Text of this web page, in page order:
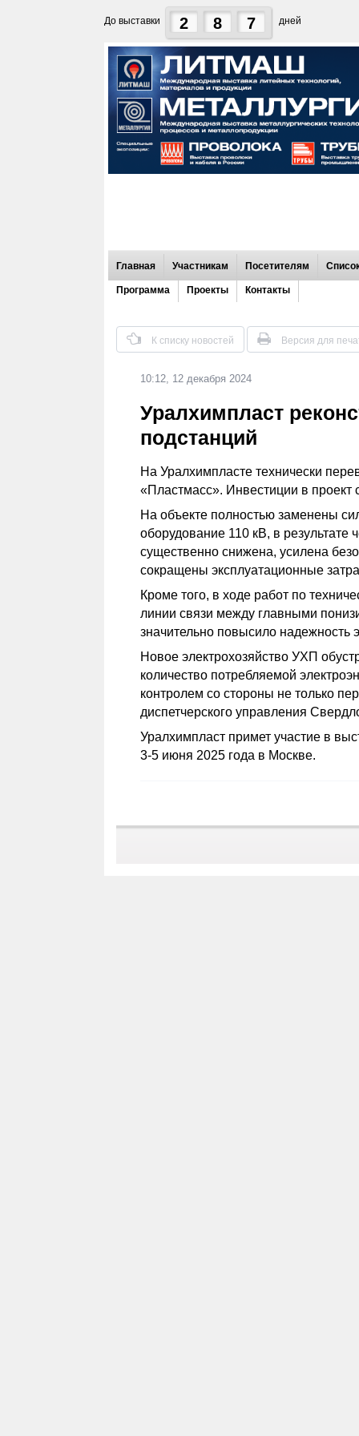
До выставки 2 8 7 дней
Главная Участникам Посетителям
Программа Проекты Контакты
К списку новостей Версия для
10:12, 12 декабря 2024
Уралхимпласт
подстанций
На Уралхимпласте технически
«Пластмасс». Инвестиции в проект
На объекте полностью заменены
оборудование 110 кВ, в результате
существенно снижена, усилена
сокращены эксплуатационные
Кроме того, в ходе работ по
линии связи между главными
значительно повысило надежность
Новое электрохозяйство УХП
количество потребляемой
контролем со стороны не только
диспетчерского управления
Уралхимпласт примет участие в
3-5 июня 2025 года в Москве.